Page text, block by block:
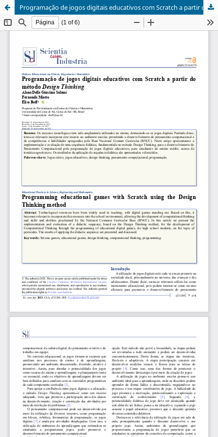
Programação de jogos digitais educativos com Scratch a partir do método Design Thinking